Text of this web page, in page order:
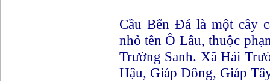
Cầu Bến Đá là một cây
nhỏ tên Ô Lâu, thuộc
Trường Sanh. Xã Hải
Hậu, Giáp Đông, Giáp